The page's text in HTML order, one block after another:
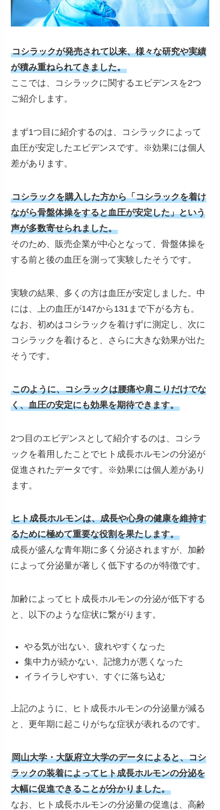
コシラックが発売されて以来、様々な研究や実績
が積み重ねられてきました。
ここでは、コシラックに関するエビデンスを2つ
ご紹介します。
まず1つ目に紹介するのは、コシラックによって
血圧が安定したエビデンスです。※効果には個人
差があります。
コシラックを購入した方から「コシラックを着け
ながら骨盤体操をすると血圧が安定した」という
声が多数寄せられました。
そのため、販売企業が中心となって、骨盤体操を
する前と後の血圧を測って実験したそうです。
実験の結果、多くの方は血圧が安定しました。中
には、上の血圧が147から131まで下がる方も。
なお、初めはコシラックを着けずに測定し、次に
コシラックを着けると、さらに大きな効果が出た
そうです。
このように、コシラックは腰痛や肩こりだけでな
く、血圧の安定にも効果を期待できます。
2つ目のエビデンスとして紹介するのは、コシラ
ックを着用したことでヒト成長ホルモンの分泌が
促進されたデータです。※効果には個人差があり
ます。
ヒト成長ホルモンは、成長や心身の健康を維持す
るために極めて重要な役割を果たします。
成長が盛んな青年期に多く分泌されますが、加齢
によって分泌量が著しく低下するのが特徴です。
加齢によってヒト成長ホルモンの分泌が低下する
と、以下のような症状に繋がります。
やる気が出ない、疲れやすくなった
集中力が続かない、記憶力が悪くなった
イライラしやすい、すぐに落ち込む
上記のように、ヒト成長ホルモンの分泌量が減る
と、更年期に起こりがちな症状が表れるのです。
岡山大学・大阪府立大学のデータによると、コシ
ラックの装着によってヒト成長ホルモンの分泌を
大幅に促進できることが分かりました。
なお、ヒト成長ホルモンの分泌量の促進は、高齢